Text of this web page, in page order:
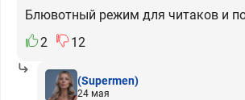
Блювотный режим для читаков и
2
12
(Supermen)
24 мая